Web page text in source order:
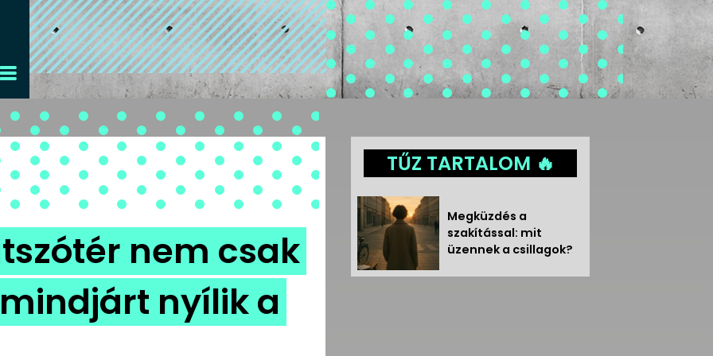
nem csak
nyílik a
TŰZ TARTALOM 🔥
Megküzdés a
szakítással: mit
üzennek a csillagok?